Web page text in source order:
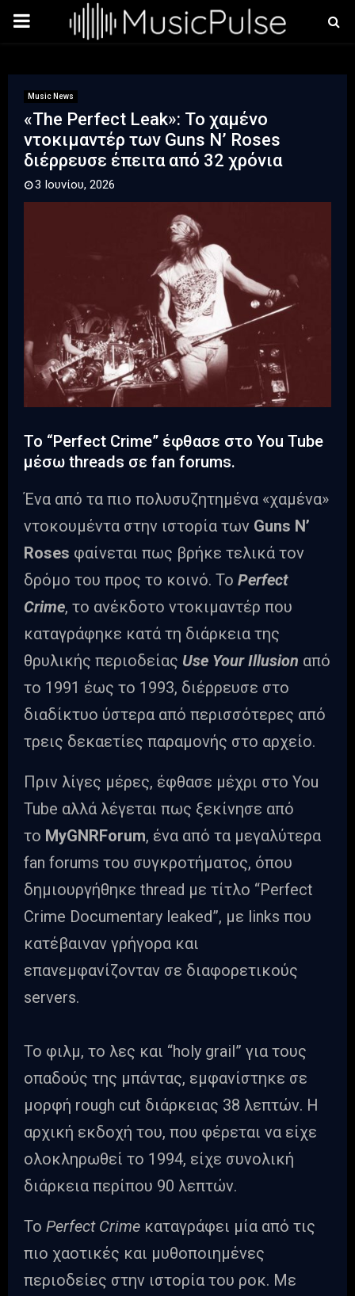
PRIMARY
Music News
«The Perfect Leak»: Το χαμένο
ντοκιμαντέρ των Guns N’ Roses
διέρρευσε έπειτα από 32 χρόνια
3 Ιουνίου, 2026
To “Perfect Crime” έφθασε στο You Tube
μέσω threads σε fan forums.
Ένα από τα πιο πολυσυζητημένα «χαμένα»
ντοκουμέντα στην ιστορία των Guns N’
Roses φαίνεται πως βρήκε τελικά τον
δρόμο του προς το κοινό. Το Perfect
Crime, το ανέκδοτο ντοκιμαντέρ που
καταγράφηκε κατά τη διάρκεια της
θρυλικής περιοδείας Use Your Illusion από
το 1991 έως το 1993, διέρρευσε στο
διαδίκτυο ύστερα από περισσότερες από
τρεις δεκαετίες παραμονής στο αρχείο.
Πριν λίγες μέρες, έφθασε μέχρι στο You
Tube αλλά λέγεται πως ξεκίνησε από
το MyGNRForum, ένα από τα μεγαλύτερα
fan forums του συγκροτήματος, όπου
δημιουργήθηκε thread με τίτλο “Perfect
Crime Documentary leaked”, με links που
κατέβαιναν γρήγορα και
επανεμφανίζονταν σε διαφορετικούς
servers.
Το φιλμ, το λες και “holy grail” για τους
οπαδούς της μπάντας, εμφανίστηκε σε
μορφή rough cut διάρκειας 38 λεπτών. Η
αρχική εκδοχή του, που φέρεται να είχε
ολοκληρωθεί το 1994, είχε συνολική
διάρκεια περίπου 90 λεπτών.
Το Perfect Crime καταγράφει μία από τις
πιο χαοτικές και μυθοποιημένες
περιοδείες στην ιστορία του ροκ. Με